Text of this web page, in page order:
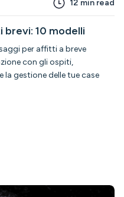
12 min read
10 modelli
per affitti a breve
con gli ospiti,
gestione delle tue case